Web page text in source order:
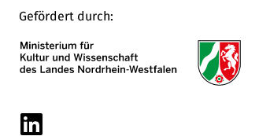
Gefördert durch:
Linkedin